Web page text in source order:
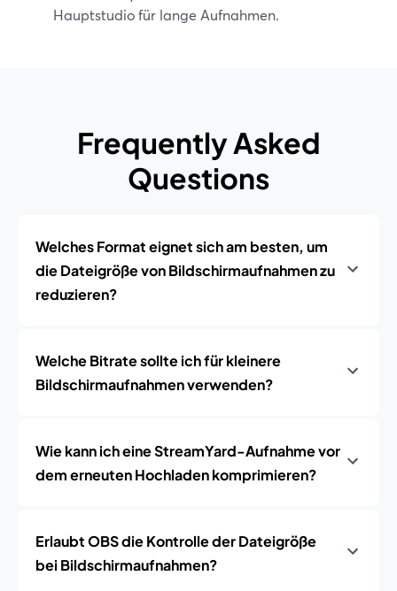
Hauptstudio für lange Aufnahmen.
Frequently Asked
Questions
Welches Format eignet sich am besten, um
die Dateigröße von Bildschirmaufnahmen zu
reduzieren?
Welche Bitrate sollte ich für kleinere
Bildschirmaufnahmen verwenden?
Wie kann ich eine StreamYard-Aufnahme vor
dem erneuten Hochladen komprimieren?
Erlaubt OBS die Kontrolle der Dateigröße
bei Bildschirmaufnahmen?